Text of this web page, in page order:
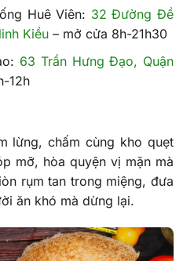
Huê Viên: 32 Đường Đề
Kiều– mở cửa 8h-21h30
63 Trần Hưng Đạo, Quận
12h
lừng, chấm cùng kho quẹt
mỡ, hòa quyện vị mặn mà
rụm tan trong miệng, đưa
ăn khó mà dừng lại.